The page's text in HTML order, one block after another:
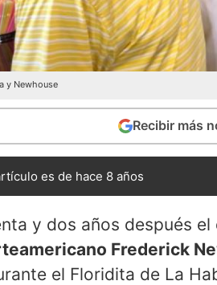
y Newhouse
Recibir más
es de hace 8 años
y dos años después
Frederick
el Floridita de La